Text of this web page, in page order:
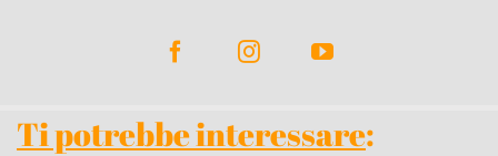
Ti potrebbe interessare: